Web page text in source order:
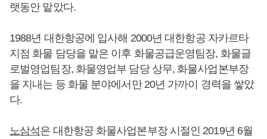
랫동안 맡았다.
1988년 대한항공에 입사해 2000년 대한항공 자카르타
지점 화물 담당을 맡은 이후 화물공급운영팀장, 화물글
로벌영업팀장, 화물영업부 담당 상무, 화물사업본부장
을 지내는 등 화물 분야에서만 20년 가까이 경력을 쌓았
다.
노삼석은 대한항공 화물사업본부장 시절인 2019년 6월